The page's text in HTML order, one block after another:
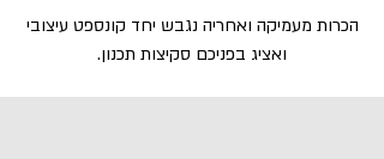
הכרות מעמיקה ואחריה נגבש יחד קונספט עיצובי
ואציג בפניכם סקיצות תכנון.